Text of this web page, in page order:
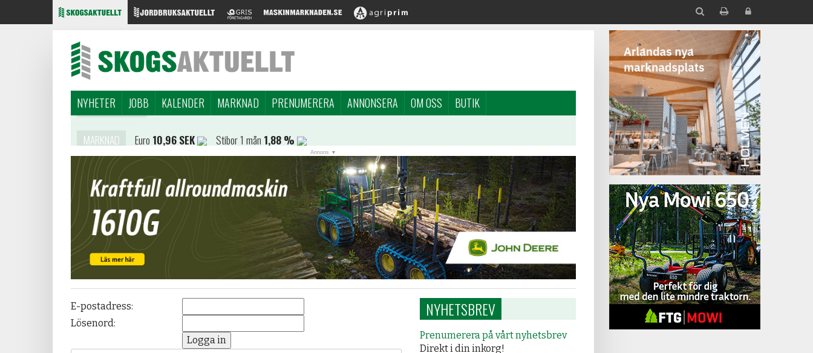
NYHETER JOBB KALENDER MARKNAD PRENUMERERA ANNONSERA OM OSS
BUTIK
E-postadress:
Lösenord:
NYHETSBREV
Prenumerera på vårt nyhetsbrev
Direkt i din inkorg!